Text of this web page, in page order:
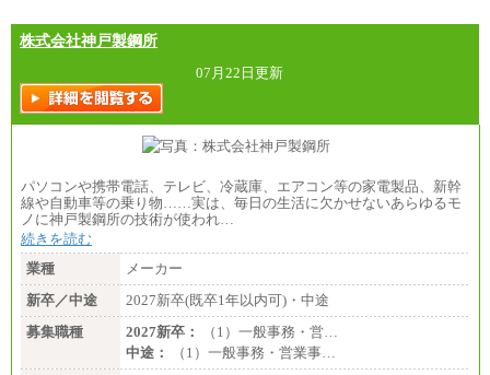
株式会社神戸製鋼所
07月22日更新
パソコンや携帯電話、テレビ、冷蔵庫、エアコン等の家電製品、新幹
線や自動車等の乗り物……実は、毎日の生活に欠かせないあらゆるモ
ノに神戸製鋼所の技術が使われ…
続きを読む
業種
メーカー
新卒／中途
2027新卒(既卒1年以内可)・中途
募集職種
2027新卒：
（1）一般事務・営…
中途：
（1）一般事務・営業事…